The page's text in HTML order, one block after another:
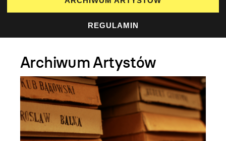
REGULAMIN
Archiwum Artystów